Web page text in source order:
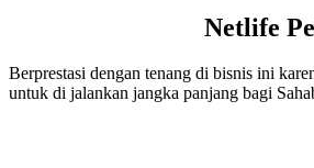
Netlife
Berprestasi dengan tenang di bisnis ini
untuk di jalankan jangka panjang bagi